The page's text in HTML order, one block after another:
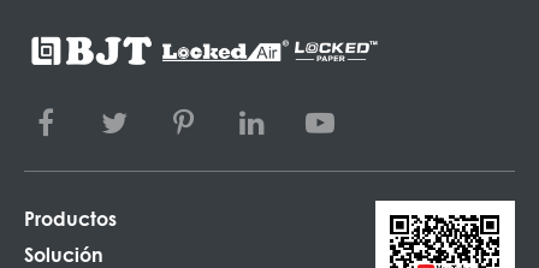
Productos
Solución